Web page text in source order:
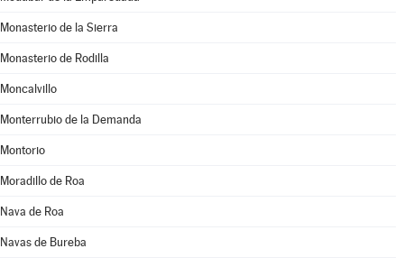
Monasterio de la Sierra
Monasterio de Rodilla
Moncalvillo
Monterrubio de la Demanda
Montorio
Moradillo de Roa
Nava de Roa
Navas de Bureba